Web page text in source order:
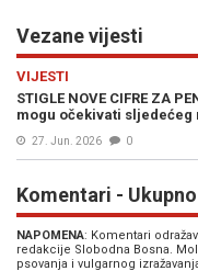
Vezane vijesti
VIJESTI
STIGLE NOVE CIFRE ZA
mogu očekivati sljedećeg
27. Jun. 2026 0
Komentari - Ukupno
NAPOMENA: Komentari
redakcije Slobodna Bosna.
psovanja i vulgarnog